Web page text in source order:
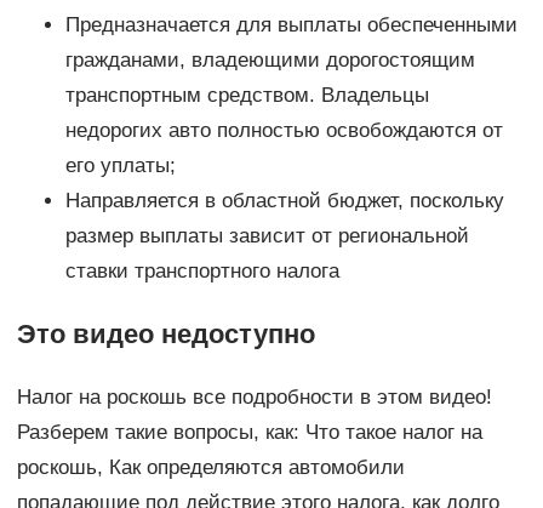
Предназначается для выплаты обеспеченными
гражданами, владеющими дорогостоящим
транспортным средством. Владельцы
недорогих авто полностью освобождаются от
его уплаты;
Направляется в областной бюджет, поскольку
размер выплаты зависит от региональной
ставки транспортного налога
Это видео недоступно
Налог на роскошь все подробности в этом видео!
Разберем такие вопросы, как: Что такое налог на
роскошь, Как определяются автомобили
попадающие под действие этого налога, как долго